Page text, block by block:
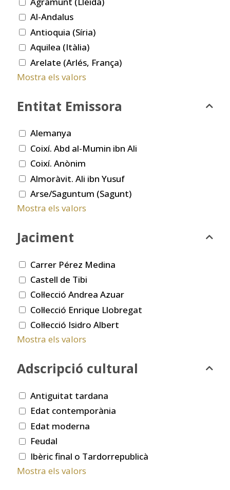
Al-Andalus
Antioquia (Síria)
Aquilea (Itàlia)
Arelate (Arlés, França)
Mostra els valors
Entitat Emissora
Alemanya
Coixí. Abd al-Mumin ibn Ali
Coixí. Anònim
Almoràvit. Ali ibn Yusuf
Arse/Saguntum (Sagunt)
Mostra els valors
Jaciment
Carrer Pérez Medina
Castell de Tibi
Col·lecció Andrea Azuar
Col·lecció Enrique Llobregat
Col·lecció Isidro Albert
Mostra els valors
Adscripció cultural
Antiguitat tardana
Edat contemporània
Edat moderna
Feudal
Ibèric final o Tardorrepublicà
Mostra els valors